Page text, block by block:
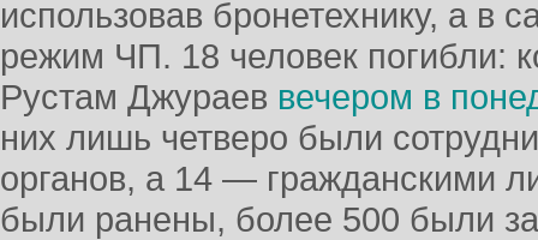
использовав бронетехнику, а в
режим ЧП. 18 человек погибли:
Рустам Джураев вечером в
них лишь четверо были
органов, а 14 — гражданскими
были ранены, более 500 были